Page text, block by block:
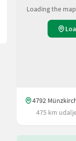
Loading the
4792
475 km